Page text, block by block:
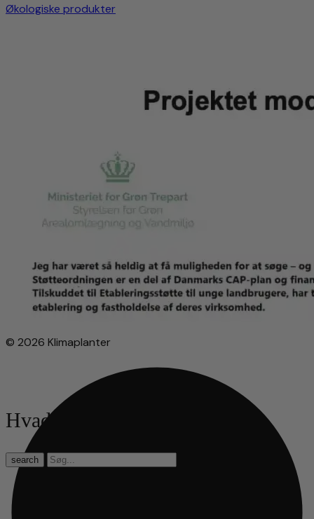
Økologiske produkter
© 2026 Klimaplanter
Hvad leder du efter?
search